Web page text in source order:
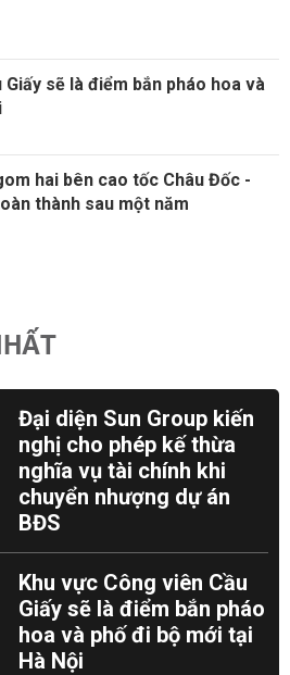
sẽ là điểm bắn pháo hoa và
hai bên cao tốc Châu Đốc -
thành sau một năm
Đại diện Sun Group kiến
nghị cho phép kế thừa
nghĩa vụ tài chính khi
chuyển nhượng dự án
BĐS
Khu vực Công viên Cầu
Giấy sẽ là điểm bắn pháo
hoa và phố đi bộ mới tại
Hà Nội